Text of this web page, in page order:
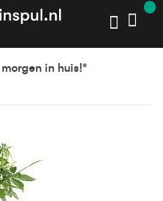
in huis!*